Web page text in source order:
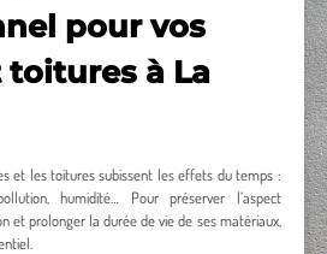
pour vos
toitures à La
et les toitures subissent les effets du temps :
humidité… Pour préserver l’aspect
et prolonger la durée de vie de ses matériaux,